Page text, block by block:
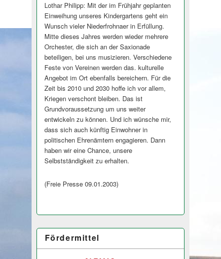
Lothar Philipp: Mit der im Frühjahr geplanten
Einweihung unseres Kindergartens geht ein
Wunsch vieler Niederfrohnaer in Erfüllung.
Mitte dieses Jahres werden wieder mehrere
Orchester, die sich an der Saxionade
beteiligen, bei uns musizieren. Verschiedene
Feste von Vereinen werden das. kulturelle
Angebot im Ort ebenfalls bereichern. Für die
Zeit bis 2010 und 2030 hoffe ich vor allem,
Kriegen verschont bleiben. Das ist
Grundvoraussetzung um uns weiter
entwickeln zu können. Und ich wünsche mir,
dass sich auch künftig Einwohner in
politischen Ehrenämtern engagieren. Dann
haben wir eine Chance, unsere
Selbstständigkeit zu erhalten.
(Freie Presse 09.01.2003)
Fördermittel